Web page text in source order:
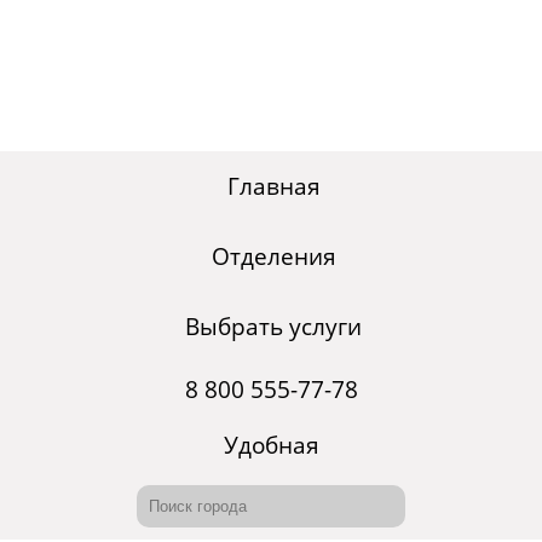
Главная
Отделения
Выбрать услуги
8 800 555-77-78
Удобная